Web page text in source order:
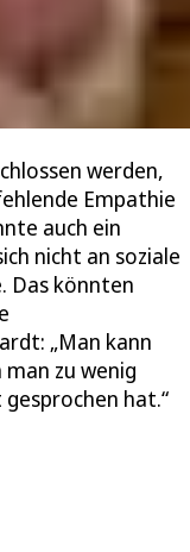
werden,
Empathie
auch ein
nicht an soziale
Das könnten
„Man kann
man zu wenig
hat.“